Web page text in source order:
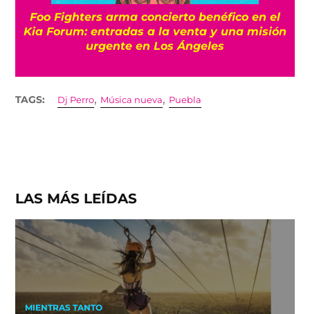
Foo Fighters arma concierto benéfico en el
Kia Forum: entradas a la venta y una misión
urgente en Los Ángeles
TAGS: Dj Perro, Música nueva, Puebla
LAS MÁS LEÍDAS
MIENTRAS TANTO